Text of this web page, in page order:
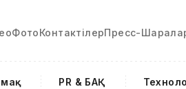
ФотоКонтактілерПресс-
PR & БАҚ